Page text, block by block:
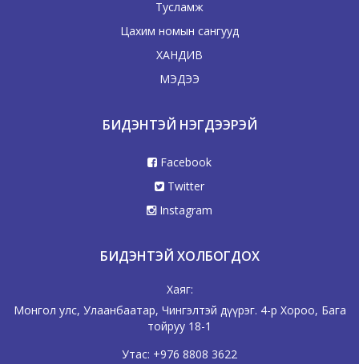
Тусламж
Цахим номын сангууд
ХАНДИВ
МЭДЭЭ
БИДЭНТЭЙ НЭГДЭЭРЭЙ
Facebook
Twitter
Instagram
БИДЭНТЭЙ ХОЛБОГДОХ
Хаяг:
Монгол улс, Улаанбаатар, Чингэлтэй дүүрэг. 4-р Хороо, Бага
тойруу 18-1
Утас: +976 8808 3622